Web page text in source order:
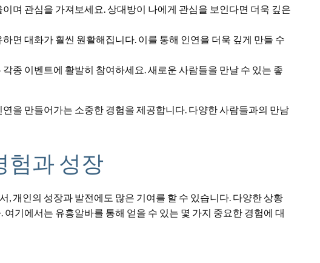
며 관심을 가져보세요. 상대방이 나에게 관심을 보인다면 더욱 깊은
면 대화가 훨씬 원활해집니다. 이를 통해 인연을 더욱 깊게 만들 수
종 이벤트에 활발히 참여하세요. 새로운 사람들을 만날 수 있는 좋
을 만들어가는 소중한 경험을 제공합니다. 다양한 사람들과의 만남
험과 성장
, 개인의 성장과 발전에도 많은 기여를 할 수 있습니다. 다양한 상황
기에서는 유흥알바를 통해 얻을 수 있는 몇 가지 중요한 경험에 대